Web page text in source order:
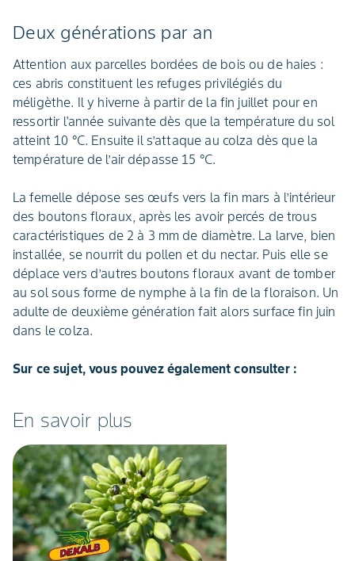
Deux générations par an
Attention aux parcelles bordées de bois ou de haies :
ces abris constituent les refuges privilégiés du
méligèthe. Il y hiverne à partir de la fin juillet pour en
ressortir l'année suivante dès que la température du sol
atteint 10 °C. Ensuite il s’attaque au colza dès que la
température de l’air dépasse 15 °C.
La femelle dépose ses œufs vers la fin mars à l’intérieur
des boutons floraux, après les avoir percés de trous
caractéristiques de 2 à 3 mm de diamètre. La larve, bien
installée, se nourrit du pollen et du nectar. Puis elle se
déplace vers d’autres boutons floraux avant de tomber
au sol sous forme de nymphe à la fin de la floraison. Un
adulte de deuxième génération fait alors surface fin juin
dans le colza.
Sur ce sujet, vous pouvez également consulter :
En savoir plus